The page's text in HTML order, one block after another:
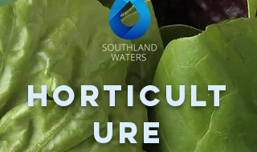
HORTICULT
URE